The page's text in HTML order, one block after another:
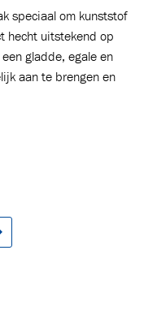
speciaal om kunststof
hecht uitstekend op
gladde, egale en
aan te brengen en